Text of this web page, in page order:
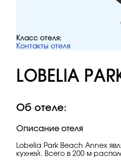
Класс отеля:
Контакты отеля
LOBELIA
Об отеле:
Описание отеля
Lobelia Park Beach Annex
кухней. Всего в 200 м